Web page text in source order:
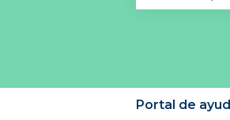
Portal de